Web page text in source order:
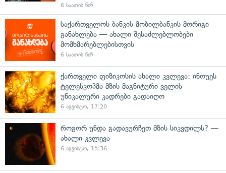
6 საათის წინ
საქართველოს ბანკის მობილბანკის მორიგი
განახლება — ახალი შესაძლებლობები
მომხმარებლებისთვის
6 საათის წინ
ქართველი ფიზიკოსის ახალი კვლევა: ინოუეს
ტელესკოპმა მზის მაგნიტური ველის
უნიკალური კადრები გადაიღო
6 აგვისტო, 17:20
როგორ უნდა გადავურჩეთ მზის სიკვდილს? —
ახალი კვლევა
6 აგვისტო, 15:36